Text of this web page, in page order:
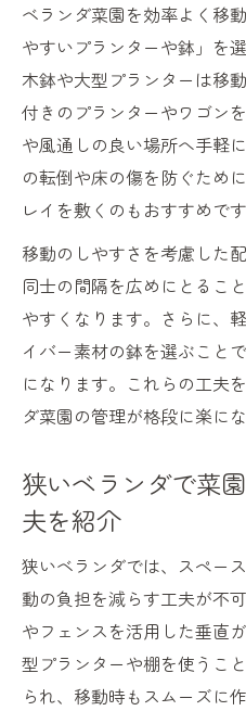
単管理
キャスター付きプ
率化
滑車や台車を使っ
クニック
重い鉢の移動に役
活用法
季節ごとの野菜移動で
春のベランダ菜園
季節に応じたベラ
術
暑さに弱い野菜
ベランダ野菜の移
キャスター活用でベラ
キャスター付きワ
簡単移動
プランターキャス
ベランダ菜園を効率よく移
やすいプランターや鉢」を
木鉢や大型プランターは移
付きのプランターやワゴン
や風通しの良い場所へ手軽
の転倒や床の傷を防ぐため
レイを敷くのもおすすめです
移動のしやすさを考慮した
同士の間隔を広めにとるこ
やすくなります。さらに、
イバー素材の鉢を選ぶこと
になります。これらの工夫
ダ菜園の管理が格段に楽に
狭いベランダで菜
夫を紹介
狭いベランダでは、スペー
動の負担を減らす工夫が不
やフェンスを活用した垂直
型プランターや棚を使うこ
られ、移動時もスムーズに